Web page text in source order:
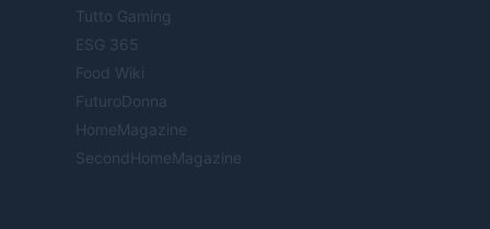
Tutto Gaming
ESG 365
Food Wiki
FuturoDonna
HomeMagazine
SecondHomeMagazine